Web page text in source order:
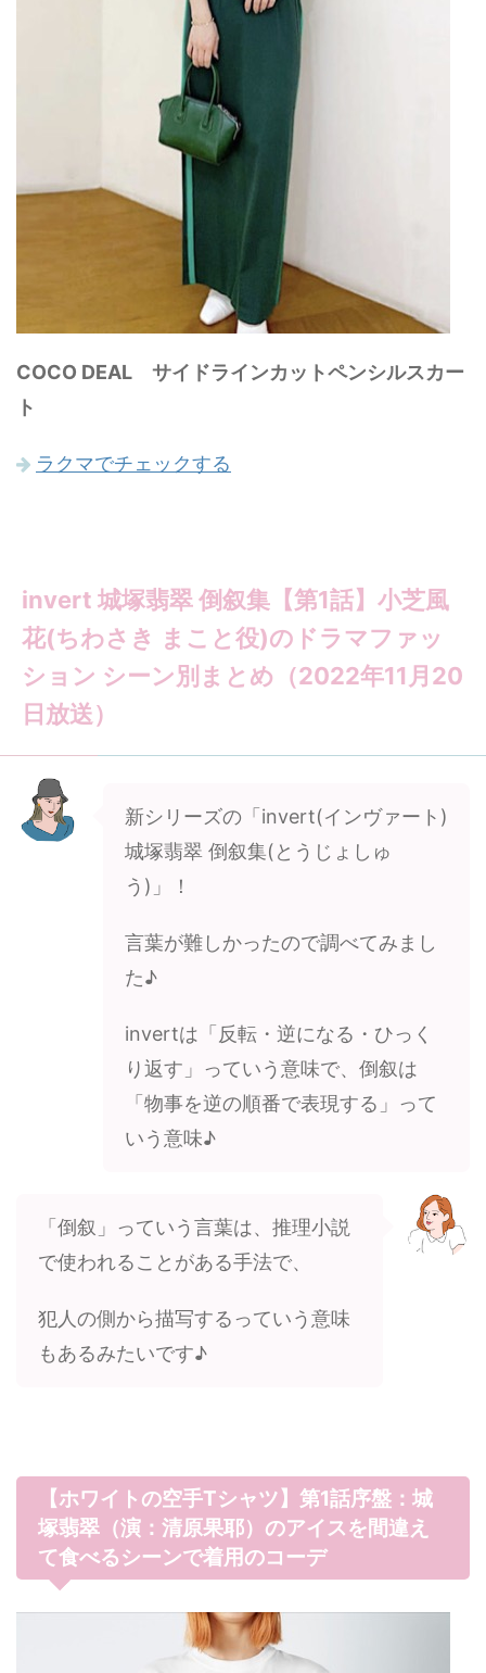
COCO DEAL サイドラインカットペンシルスカー
ト
ラクマでチェックする
invert 城塚翡翠 倒叙集【第1話】小芝風
花(ちわさき まこと役)のドラマファッ
ション シーン別まとめ（2022年11月20
日放送）
新シリーズの「invert(インヴァート)
城塚翡翠 倒叙集(とうじょしゅ
う)」！
言葉が難しかったので調べてみまし
た♪
invertは「反転・逆になる・ひっく
り返す」っていう意味で、倒叙は
「物事を逆の順番で表現する」って
いう意味♪
「倒叙」っていう言葉は、推理小説
で使われることがある手法で、
犯人の側から描写するっていう意味
もあるみたいです♪
【ホワイトの空手Tシャツ】第1話序盤：城
塚翡翠（演：清原果耶）のアイスを間違え
て食べるシーンで着用のコーデ